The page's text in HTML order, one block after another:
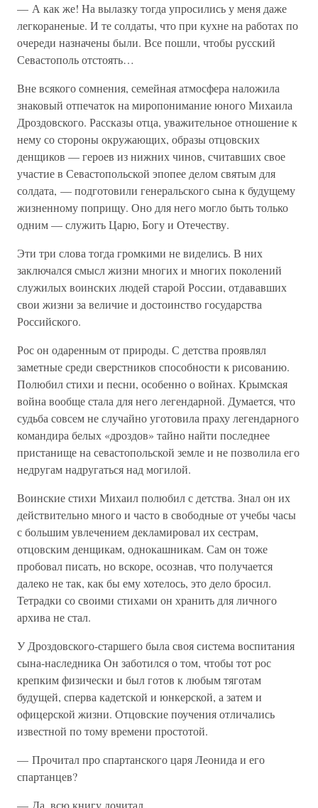
— А как же! На вылазку тогда упросились у меня даже
легкораненые. И те солдаты, что при кухне на работах по
очереди назначены были. Все пошли, чтобы русский
Севастополь отстоять…
Вне всякого сомнения, семейная атмосфера наложила
знаковый отпечаток на миропонимание юного Михаила
Дроздовского. Рассказы отца, уважительное отношение к
нему со стороны окружающих, образы отцовских
денщиков — героев из нижних чинов, считавших свое
участие в Севастопольской эпопее делом святым для
солдата, — подготовили генеральского сына к будущему
жизненному поприщу. Оно для него могло быть только
одним — служить Царю, Богу и Отечеству.
Эти три слова тогда громкими не виделись. В них
заключался смысл жизни многих и многих поколений
служилых воинских людей старой России, отдававших
свои жизни за величие и достоинство государства
Российского.
Рос он одаренным от природы. С детства проявлял
заметные среди сверстников способности к рисованию.
Полюбил стихи и песни, особенно о войнах. Крымская
война вообще стала для него легендарной. Думается, что
судьба совсем не случайно уготовила праху легендарного
командира белых «дроздов» тайно найти последнее
пристанище на севастопольской земле и не позволила его
недругам надругаться над могилой.
Воинские стихи Михаил полюбил с детства. Знал он их
действительно много и часто в свободные от учебы часы
с большим увлечением декламировал их сестрам,
отцовским денщикам, однокашникам. Сам он тоже
пробовал писать, но вскоре, осознав, что получается
далеко не так, как бы ему хотелось, это дело бросил.
Тетрадки со своими стихами он хранить для личного
архива не стал.
У Дроздовского-старшего была своя система воспитания
сына-наследника Он заботился о том, чтобы тот рос
крепким физически и был готов к любым тяготам
будущей, сперва кадетской и юнкерской, а затем и
офицерской жизни. Отцовские поучения отличались
известной по тому времени простотой.
— Прочитал про спартанского царя Леонида и его
спартанцев?
— Да, всю книгу дочитал.